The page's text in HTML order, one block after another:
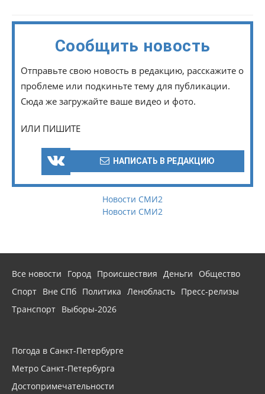
Сообщить новость
Отправьте свою новость в редакцию, расскажите о
проблеме или подкиньте тему для публикации.
Сюда же загружайте ваше видео и фото.
ИЛИ ПИШИТЕ
НАПИСАТЬ В РЕДАКЦИЮ
Новости СМИ2
Новости СМИ2
Все новости Город Происшествия Деньги
Общество
Спорт Вне СПб Политика Ленобласть Пресс-релизы
Транспорт Выборы-2026
Погода в Санкт-Петербурге
Метро Санкт-Петербурга
Достопримечательности